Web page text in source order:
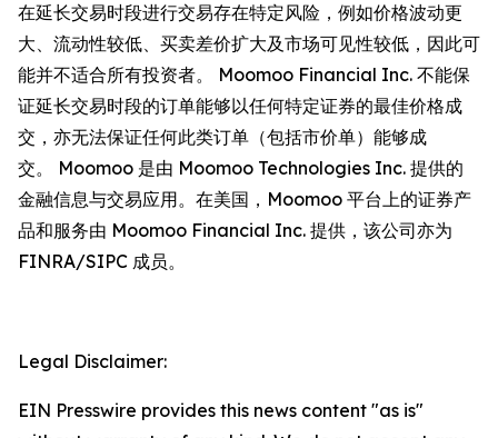
在延长交易时段进行交易存在特定风险，例如价格波动更
大、流动性较低、买卖差价扩大及市场可见性较低，因此可
能并不适合所有投资者。 Moomoo Financial Inc. 不能保
证延长交易时段的订单能够以任何特定证券的最佳价格成
交，亦无法保证任何此类订单（包括市价单）能够成
交。 Moomoo 是由 Moomoo Technologies Inc. 提供的
金融信息与交易应用。在美国，Moomoo 平台上的证券产
品和服务由 Moomoo Financial Inc. 提供，该公司亦为
FINRA/SIPC 成员。
Legal Disclaimer:
EIN Presswire provides this news content "as is"